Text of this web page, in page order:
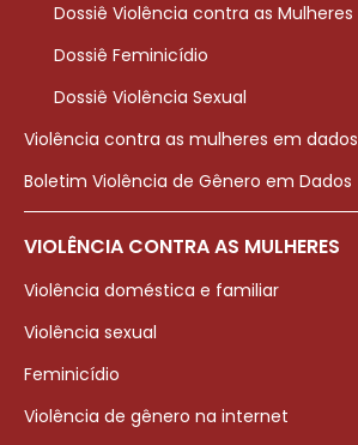
Dossiê Violência contra as Mulheres
Dossiê Feminicídio
Dossiê Violência Sexual
Violência contra as mulheres em dados
Boletim Violência de Gênero em Dados
VIOLÊNCIA CONTRA AS MULHERES
Violência doméstica e familiar
Violência sexual
Feminicídio
Violência de gênero na internet